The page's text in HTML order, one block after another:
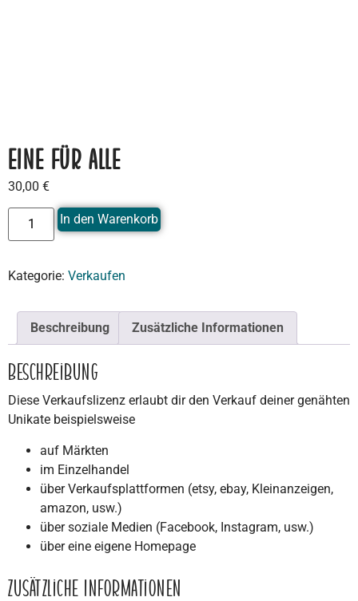
EINE FÜR ALLE
30,00 €
In den Warenkorb
Kategorie: Verkaufen
Beschreibung Zusätzliche Informationen
Beschreibung
Diese Verkaufslizenz erlaubt dir den Verkauf deiner genähten
Unikate beispielsweise
auf Märkten
im Einzelhandel
über Verkaufsplattformen (etsy, ebay, Kleinanzeigen,
amazon, usw.)
über soziale Medien (Facebook, Instagram, usw.)
über eine eigene Homepage
Zusätzliche Informationen